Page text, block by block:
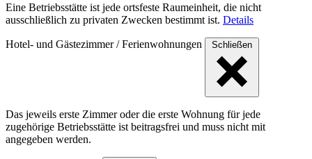
Eine Betriebsstätte ist jede ortsfeste Raumeinheit, die nicht
ausschließlich zu privaten Zwecken bestimmt ist. Details
Hotel- und Gästezimmer / Ferienwohnungen Schließen
Das jeweils erste Zimmer oder die erste Wohnung für jede
zugehörige Betriebsstätte ist beitragsfrei und muss nicht mit
angegeben werden.